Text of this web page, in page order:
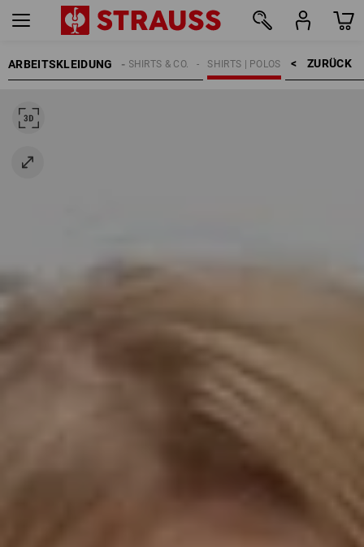
ARBEITSKLEIDUNG ZURÜCK    >
SHIRTS | POLOS
SHIRTS & CO.
KINDER